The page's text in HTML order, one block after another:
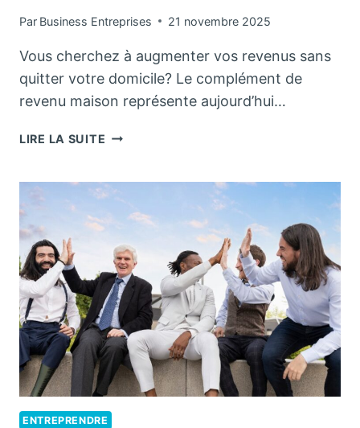
Par Business Entreprises 21 novembre 2025
Vous cherchez à augmenter vos revenus sans
quitter votre domicile? Le complément de
revenu maison représente aujourd’hui…
LIRE LA SUITE COMMENT
COMPLÉMENT
À
LA
MAISON
?
ENTREPRENDRE